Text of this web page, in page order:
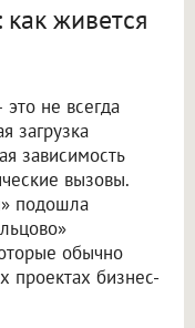
живется
не всегда
загрузка
зависимость
вызовы.
подошла
обычно
проектах бизнес-